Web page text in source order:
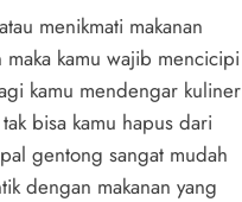
menikmati makanan
kamu wajib mencicipi
kamu mendengar kuliner
bisa kamu hapus dari
gentong sangat mudah
dengan makanan yang